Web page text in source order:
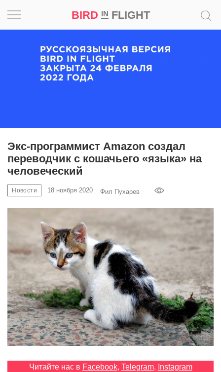
BIRD INFLIGHT
Экс-программист Amazon создал
переводчик с кошачьего «языка» на
человеческий
Новости 18 ноября 2020 Фил Пухарев
Читайте нас в Facebook, Telegram, Instagram